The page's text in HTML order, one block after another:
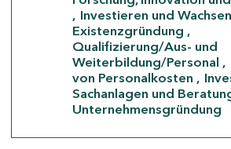
Investieren und Wachsen
Existenzgründung
Qualifizierung/Aus- und
Weiterbildung/Personal
von Personalkosten
Sachanlagen und
Unternehmensgründung